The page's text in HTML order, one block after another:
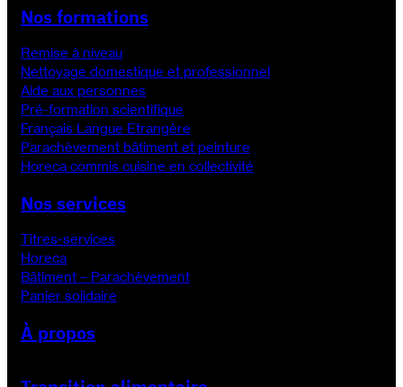
Nos formations
Remise à niveau
Nettoyage domestique et professionnel
Aide aux personnes
Pré-formation scientifique
Français Langue Etrangère
Parachèvement bâtiment et peinture
Horeca commis cuisine en collectivité
Nos services
Titres-services
Horeca
Bâtiment – Parachèvement
Panier solidaire
À propos